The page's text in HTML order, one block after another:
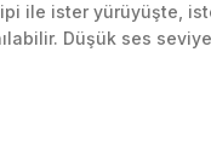
ile ister yürüyüşte,
Düşük ses